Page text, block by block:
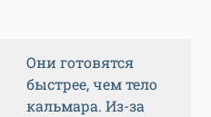
Они готовятся
быстрее, чем тело
кальмара. Из-за